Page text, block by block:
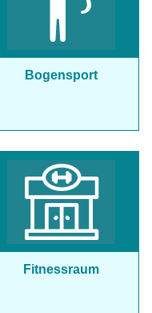
Bogensport
Fitnessraum